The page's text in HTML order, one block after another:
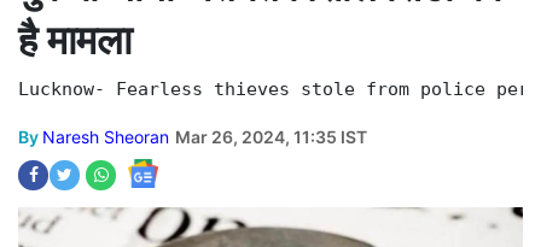
है मामला
Lucknow- Fearless thieves stole from police
By Naresh Sheoran Mar 26, 2024, 11:35 IST